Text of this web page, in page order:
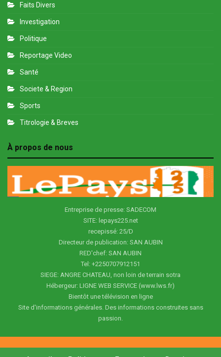
Faits Divers
Investigation
Politique
Reportage Video
Santé
Societe & Region
Sports
Titrologie & Breves
À propos de nous
Entreprise de presse: SADECOM
SITE: lepays225.net
recepissé: 25/D
Directeur de publication: SAN AUBIN
RED'chef: SAN AUBIN
Tel: +2250707912151
SIEGE: ANGRE CHATEAU, non loin de terrain sotra
Hébergeur: LIGNE WEB SERVICE (www.lws.fr)
Bientôt une télévision en ligne
Site d'informations générales. Des informations construites sans
passion.